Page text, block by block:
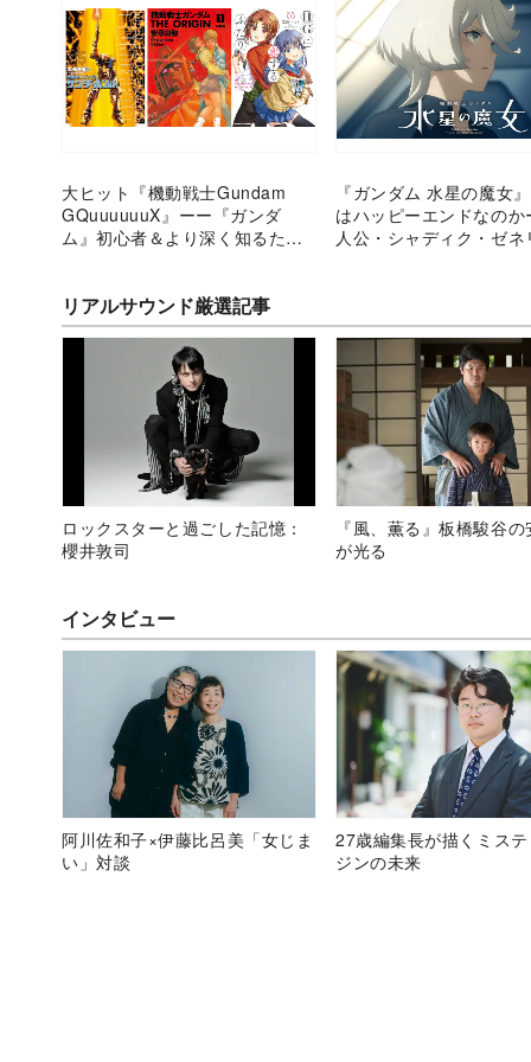
大ヒット『機動戦士Gundam
GQuuuuuuX』ーー『ガンダ
ム』初心者＆より深く知るため
『ガンダム 水星の魔女
はハッピーエンドなのか
人公・シャディク・ゼネ
リアルサウンド厳選記事
ロックスターと過ごした記憶：
櫻井敦司
『風、薫る』板橋駿谷
が光る
インタビュー
阿川佐和子×伊藤比呂美「女じま
い」対談
27歳編集長が描くミス
ジンの未来